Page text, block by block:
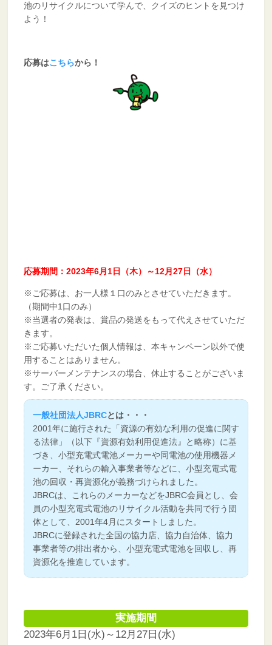
池のリサイクルについて学んで、クイズのヒントを見つけ
よう！
応募はこちらから！
応募期間：2023年6月1日（木）～12月27日（水）
※ご応募は、お一人様１口のみとさせていただきます。
（期間中1口のみ）
※当選者の発表は、賞品の発送をもって代えさせていただ
きます。
※ご応募いただいた個人情報は、本キャンペーン以外で使
用することはありません。
※サーバーメンテナンスの場合、休止することがございま
す。ご了承ください。
一般社団法人JBRCとは・・・
2001年に施行された「資源の有効な利用の促進に関す
る法律」（以下『資源有効利用促進法』と略称）に基
づき、小型充電式電池メーカーや同電池の使用機器メ
ーカー、それらの輸入事業者等などに、小型充電式電
池の回収・再資源化が義務づけられました。
JBRCは、これらのメーカーなどをJBRC会員とし、会
員の小型充電式電池のリサイクル活動を共同で行う団
体として、2001年4月にスタートしました。
JBRCに登録された全国の協力店、協力自治体、協力
事業者等の排出者から、小型充電式電池を回収し、再
資源化を推進しています。
実施期間
2023年6月1日(水)～12月27日(水)